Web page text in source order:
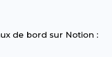
de bord sur Notion :